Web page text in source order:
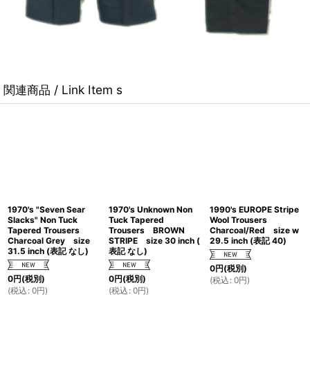
関連商品 / Link Item s
1970's "Seven Sear
Slacks" Non Tuck
Tapered Trousers
Charcoal Grey size
31.5 inch (表記 なし)
0円(税別)
(税込 : 0円)
1970's Unknown Non
Tuck Tapered
Trousers BROWN
STRIPE size 30 inch (
表記 なし)
0円(税別)
(税込 : 0円)
1990's EUROPE Stripe
Wool Trousers
Charcoal/Red size w
29.5 inch (表記 40)
0円(税別)
(税込 : 0円)